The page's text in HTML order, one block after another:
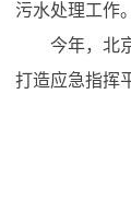
污水处理工作。
今年，北
打造应急指挥